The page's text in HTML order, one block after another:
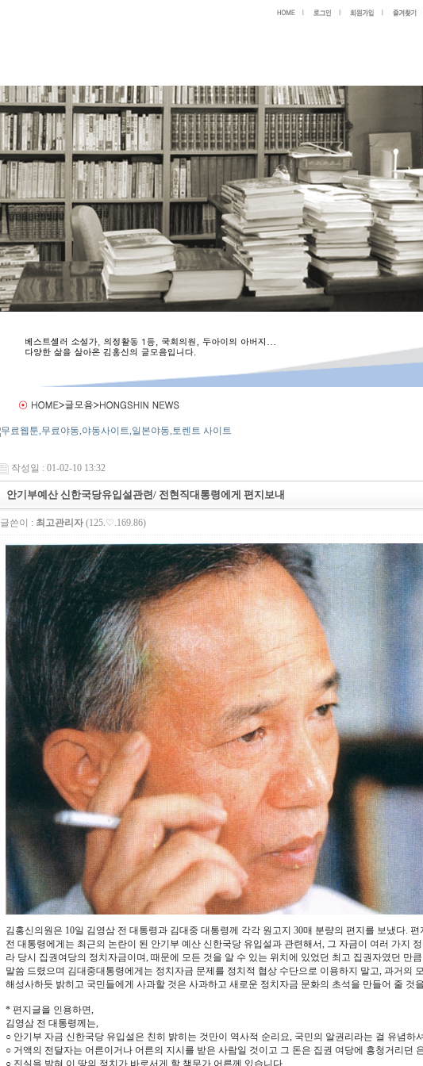
작성일 : 01-02-10 13:32
안기부예산 신한국당유입설관련/ 전현직대통령에게 편지보내
글쓴이 : 최고관리자(125.♡.169.86)
김홍신의원은 10일 김영삼 전 대통령과 김대중 대통령께 각각 원고지 30매 분량의 편지를 보냈다.
전 대통령에게는 최근의 논란이 된 안기부 예산 신한국당 유입설과 관련해서, 그 자금이 여러 가지
라 당시 집권여당의 정치자금이며, 때문에 모든 것을 알 수 있는 위치에 있었던 최고 집권자였던 만
말씀 드렸으며 김대중대통령에게는 정치자금 문제를 정치적 협상 수단으로 이용하지 말고, 과거의
해성사하듯 밝히고 국민들에게 사과할 것은 사과하고 새로운 정치자금 문화의 초석을 만들어 줄 것
* 편지글을 인용하면,
김영삼 전 대통령께는,
○ 안기부 자금 신한국당 유입설은 친히 밝히는 것만이 역사적 순리요, 국민의 알권리라는 걸 유념하
○ 거액의 전달자는 어른이거나 어른의 지시를 받은 사람일 것이고 그 돈은 집권 여당에 흥청거리던
○ 진실을 밝혀 이 땅의 정치가 바로서게 할 책무가 어른께 있습니다